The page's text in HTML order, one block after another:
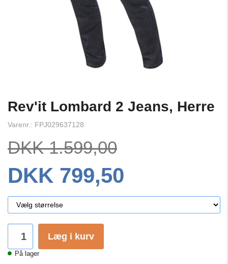
Rev'it Lombard 2 Jeans, Herre
Varenr.: FPJ029637128
DKK 1.599,00
DKK 799,50
Læg i kurv
På lager